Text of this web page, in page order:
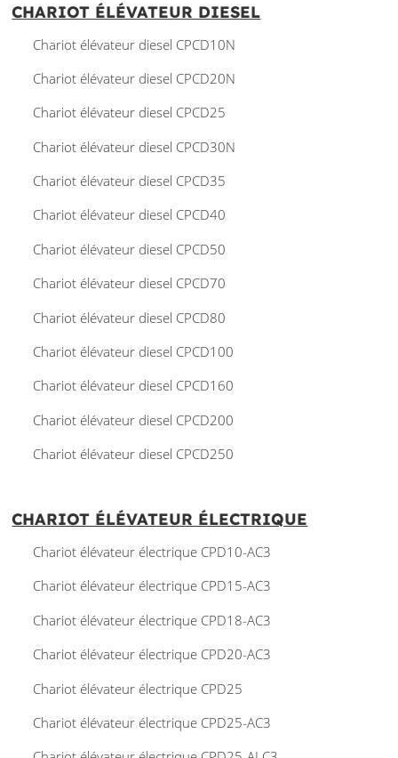
CHARIOT ÉLÉVATEUR DIESEL
Chariot élévateur diesel CPCD10N
Chariot élévateur diesel CPCD20N
Chariot élévateur diesel CPCD25
Chariot élévateur diesel CPCD30N
Chariot élévateur diesel CPCD35
Chariot élévateur diesel CPCD40
Chariot élévateur diesel CPCD50
Chariot élévateur diesel CPCD70
Chariot élévateur diesel CPCD80
Chariot élévateur diesel CPCD100
Chariot élévateur diesel CPCD160
Chariot élévateur diesel CPCD200
Chariot élévateur diesel CPCD250
CHARIOT ÉLÉVATEUR ÉLECTRIQUE
Chariot élévateur électrique CPD10-AC3
Chariot élévateur électrique CPD15-AC3
Chariot élévateur électrique CPD18-AC3
Chariot élévateur électrique CPD20-AC3
Chariot élévateur électrique CPD25
Chariot élévateur électrique CPD25-AC3